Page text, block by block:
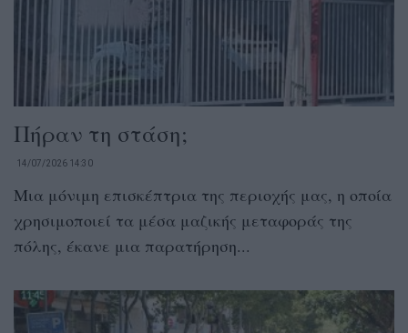
Πήραν τη στάση;
14/07/2026 14:30
Μια μόνιμη επισκέπτρια της περιοχής μας, η οποία
χρησιμοποιεί τα μέσα μαζικής μεταφοράς της
πόλης, έκανε μια παρατήρηση...